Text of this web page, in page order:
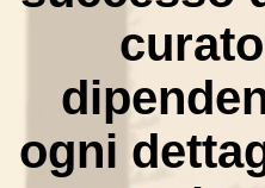
ogni